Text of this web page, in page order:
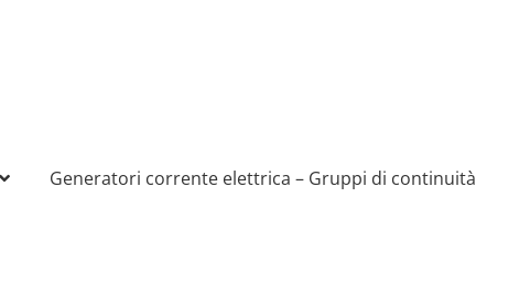
Generatori corrente elettrica – Gruppi di continuità